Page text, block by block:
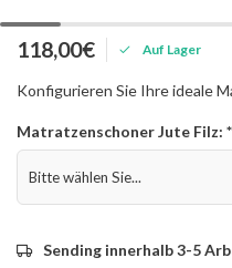
118,00€ Auf Lager
Konfigurieren Sie Ihre ideale
Matratzenschoner Jute Filz: *
Sending innerhalb 3-5